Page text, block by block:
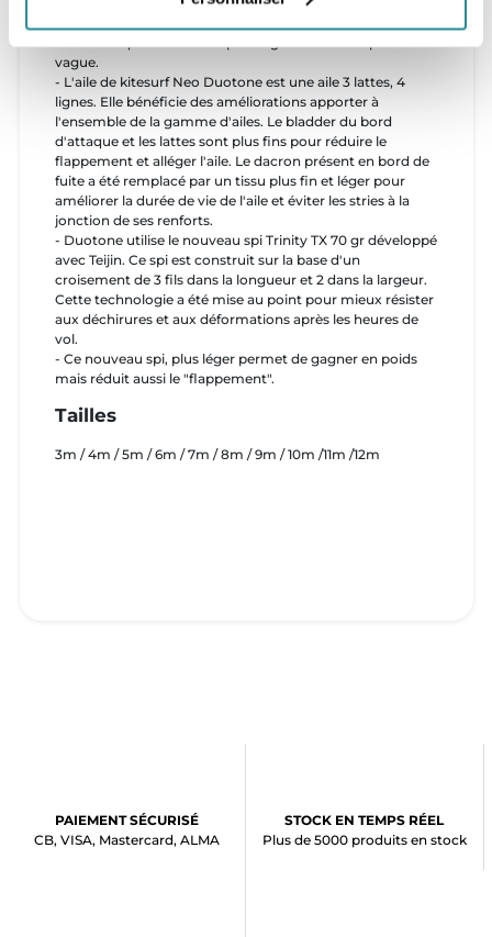
vague.
- L'aile de kitesurf Neo Duotone est une aile 3 lattes, 4
lignes. Elle bénéficie des améliorations apporter à
l'ensemble de la gamme d'ailes. Le bladder du bord
d'attaque et les lattes sont plus fins pour réduire le
flappement et alléger l'aile. Le dacron présent en bord de
fuite a été remplacé par un tissu plus fin et léger pour
améliorer la durée de vie de l'aile et éviter les stries à la
jonction de ses renforts.
- Duotone utilise le nouveau spi Trinity TX 70 gr développé
avec Teijin. Ce spi est construit sur la base d'un
croisement de 3 fils dans la longueur et 2 dans la largeur.
Cette technologie a été mise au point pour mieux résister
aux déchirures et aux déformations après les heures de
vol.
- Ce nouveau spi, plus léger permet de gagner en poids
mais réduit aussi le "flappement".
Tailles
3m / 4m / 5m / 6m / 7m / 8m / 9m / 10m /11m /12m
PAIEMENT SÉCURISÉ
CB, VISA, Mastercard, ALMA
STOCK EN TEMPS RÉEL
Plus de 5000 produits en stock